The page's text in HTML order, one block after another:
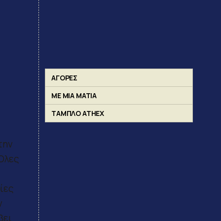
ΑΓΟΡΕΣ
ΜΕ ΜΙΑ ΜΑΤΙΑ
ΤΑΜΠΛΟ ATHEX